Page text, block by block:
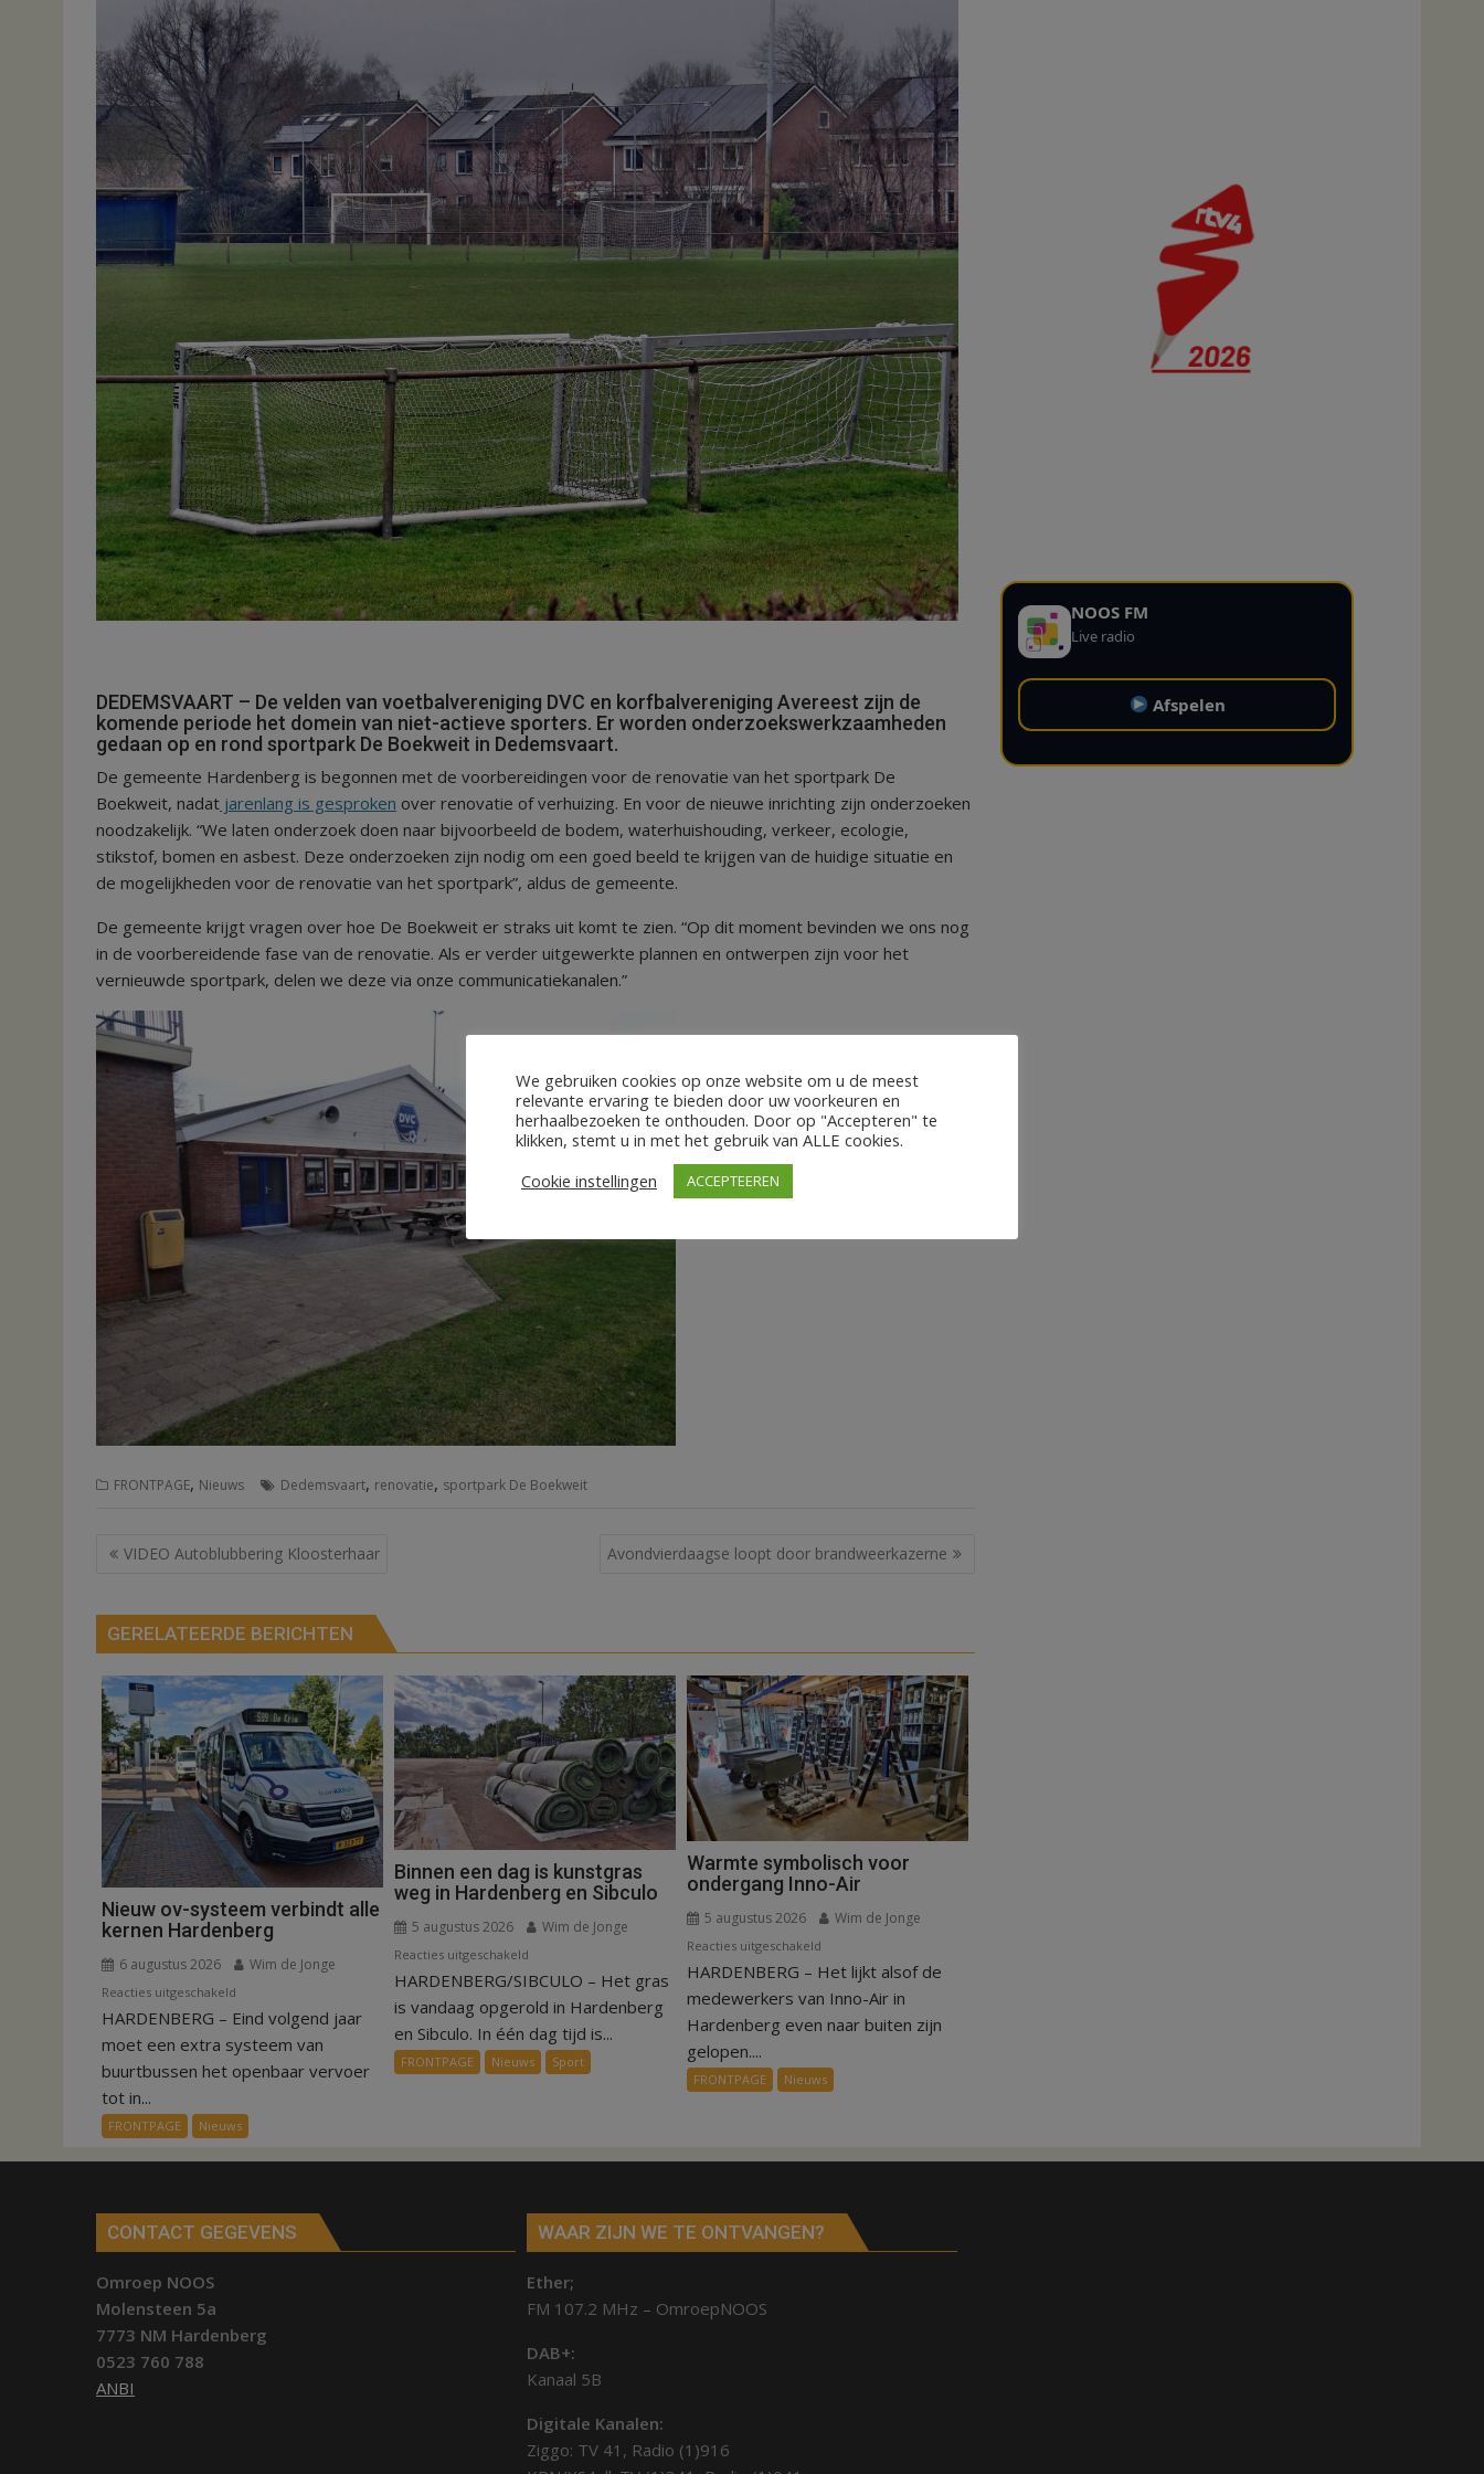
DEDEMSVAART – De velden van voetbalvereniging DVC en korfbalvereniging Avereest zijn de
komende periode het domein van niet-actieve sporters. Er worden onderzoekswerkzaamheden
gedaan op en rond sportpark De Boekweit in Dedemsvaart.
De gemeente Hardenberg is begonnen met de voorbereidingen voor de renovatie van het sportpark De
Boekweit, nadat jarenlang is gesproken over renovatie of verhuizing. En voor de nieuwe inrichting zijn onderzoeken
noodzakelijk. “We laten onderzoek doen naar bijvoorbeeld de bodem, waterhuishouding, verkeer, ecologie,
stikstof, bomen en asbest. Deze onderzoeken zijn nodig om een goed beeld te krijgen van de huidige situatie en
de mogelijkheden voor de renovatie van het sportpark”, aldus de gemeente.
De gemeente krijgt vragen over hoe De Boekweit er straks uit komt te zien. “Op dit moment bevinden we ons nog
in de voorbereidende fase van de renovatie. Als er verder uitgewerkte plannen en ontwerpen zijn voor het
vernieuwde sportpark, delen we deze via onze communicatiekanalen.”
FRONTPAGE, Nieuws Dedemsvaart, renovatie, sportpark De Boekweit
Bericht
VIDEO Autoblubbering Kloosterhaar Avondvierdaagse loopt door brandweerkazerne
GERELATEERDE BERICHTEN
Nieuw ov-systeem verbindt alle
kernen Hardenberg
6 augustus 2026 Wim de Jonge
Reacties uitgeschakeld
Nieuw
ov-
systeem
alle
kernen
Hardenberg
HARDENBERG – Eind volgend jaar
moet een extra systeem van
buurtbussen het openbaar vervoer
tot in...
FRONTPAGE Nieuws
Binnen een dag is kunstgras
weg in Hardenberg en Sibculo
5 augustus 2026 Wim de Jonge
Reacties uitgeschakeld
Binnen
een
dag
is
kunstgras
HARDENBERG/SIBCULO – Het gras
is vandaag opgerold in Hardenberg
en Sibculo. In één dag tijd is...
FRONTPAGE Nieuws Sport
Warmte symbolisch voor
ondergang Inno-Air
5 augustus 2026 Wim de Jonge
Reacties uitgeschakeld
Warmte
symbolisch
Inno-
Air
HARDENBERG – Het lijkt alsof de
medewerkers van Inno-Air in
Hardenberg even naar buiten zijn
gelopen....
FRONTPAGE Nieuws
NOOS FM
Live radio
Afspelen
CONTACT GEGEVENS
Omroep NOOS
Molensteen 5a
7773 NM Hardenberg
0523 760 788
ANBI
WAAR ZIJN WE TE ONTVANGEN?
Ether;
FM 107.2 MHz – OmroepNOOS
DAB+:
Kanaal 5B
Digitale Kanalen:
Ziggo: TV 41, Radio (1)916
We gebruiken cookies op onze website om u de meest
relevante ervaring te bieden door uw voorkeuren en
herhaalbezoeken te onthouden. Door op "Accepteren" te
klikken, stemt u in met het gebruik van ALLE cookies.
Cookie instellingen
ACCEPTEEREN